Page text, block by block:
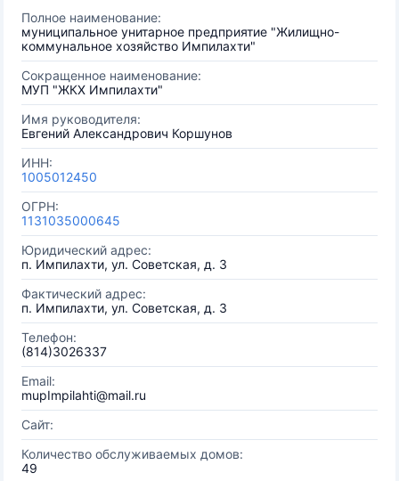
Полное наименование:
муниципальное унитарное предприятие "Жилищно-
коммунальное хозяйство Импилахти"
Сокращенное наименование:
МУП "ЖКХ Импилахти"
Имя руководителя:
Евгений Александрович Коршунов
ИНН:
1005012450
ОГРН:
1131035000645
Юридический адрес:
п. Импилахти, ул. Советская, д. 3
Фактический адрес:
п. Импилахти, ул. Советская, д. 3
Телефон:
(814)3026337
Email:
mupImpilahti@mail.ru
Сайт:
Количество обслуживаемых домов:
49